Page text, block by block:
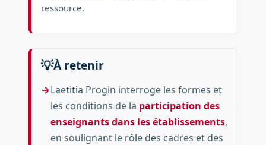
ressource.
À retenir
Laetitia Progin interroge les formes et
les conditions de la participation des
enseignants dans les établissements,
en soulignant le rôle des cadres et des